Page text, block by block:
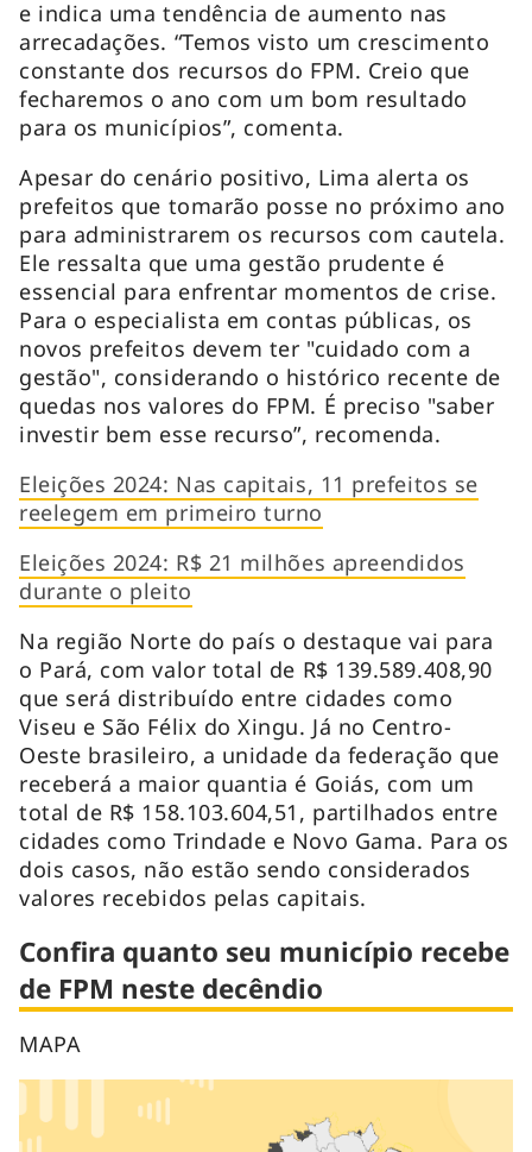
e indica uma tendência de aumento nas
arrecadações. “Temos visto um crescimento
constante dos recursos do FPM. Creio que
fecharemos o ano com um bom resultado
para os municípios”, comenta.
Apesar do cenário positivo, Lima alerta os
prefeitos que tomarão posse no próximo ano
para administrarem os recursos com cautela.
Ele ressalta que uma gestão prudente é
essencial para enfrentar momentos de crise.
Para o especialista em contas públicas, os
novos prefeitos devem ter "cuidado com a
gestão", considerando o histórico recente de
quedas nos valores do FPM. É preciso "saber
investir bem esse recurso”, recomenda.
Eleições 2024: Nas capitais, 11 prefeitos se
reelegem em primeiro turno
Eleições 2024: R$ 21 milhões apreendidos
durante o pleito
Na região Norte do país o destaque vai para
o Pará, com valor total de R$ 139.589.408,90
que será distribuído entre cidades como
Viseu e São Félix do Xingu. Já no Centro-
Oeste brasileiro, a unidade da federação que
receberá a maior quantia é Goiás, com um
total de R$ 158.103.604,51, partilhados entre
cidades como Trindade e Novo Gama. Para os
dois casos, não estão sendo considerados
valores recebidos pelas capitais.
Confira quanto seu município recebe
de FPM neste decêndio
MAPA